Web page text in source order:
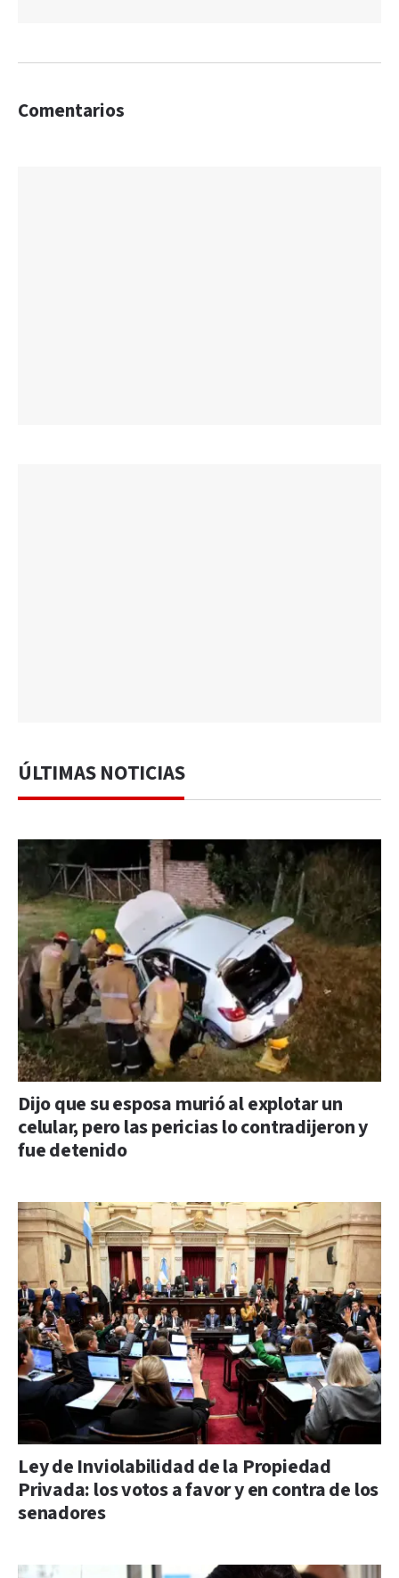
Comentarios
ÚLTIMAS NOTICIAS
Dijo que su esposa murió al explotar un
celular, pero las pericias lo contradijeron y
fue detenido
Ley de Inviolabilidad de la Propiedad
Privada: los votos a favor y en contra de los
senadores